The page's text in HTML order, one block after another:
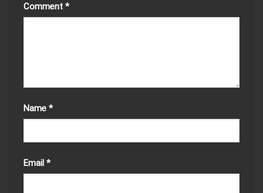
Comment *
Name *
Email *